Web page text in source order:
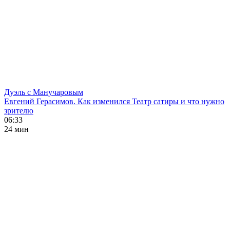
Дуэль с Манучаровым
Евгений Герасимов. Как изменился Театр сатиры и что нужно
зрителю
06:33
24 мин